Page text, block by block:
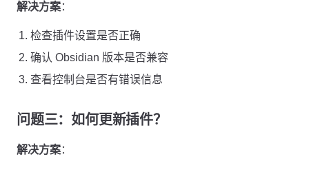
解决方案：
检查插件设置是否正确
确认 Obsidian 版本是否兼容
查看控制台是否有错误信息
问题三：如何更新插件？
解决方案：